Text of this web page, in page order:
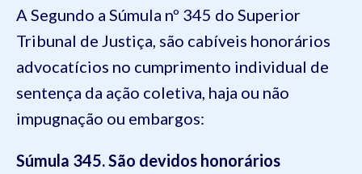
A Segundo a Súmula nº 345 do Superior
Tribunal de Justiça, são cabíveis honorários
advocatícios no cumprimento individual de
sentença da ação coletiva, haja ou não
impugnação ou embargos:
Súmula 345. São devidos honorários